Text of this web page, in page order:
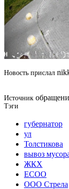
Новость прислал
Источник
Тэги
губернатор
ул
Толстикова
вывоз
ЖКХ
ЕСОО
ООО Стрела